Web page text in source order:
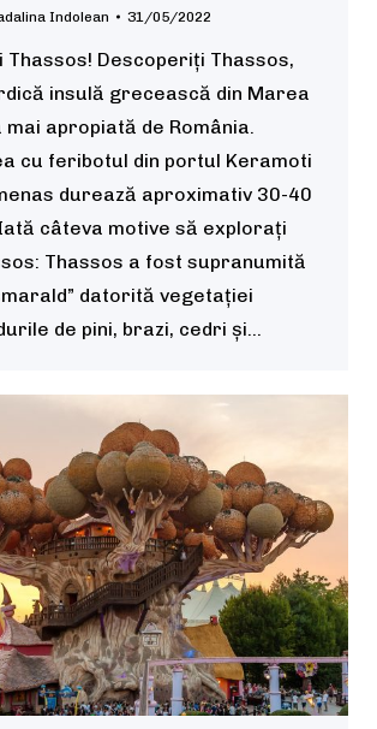
Indolean 31/05/2022
Thassos! Descoperiți Thassos,
insulă grecească din Marea
mai apropiată de România.
cu feribotul din portul Keramoti
durează aproximativ 30-40
câteva motive să explorați
Thassos a fost supranumită
datorită vegetației
de pini, brazi, cedri și…